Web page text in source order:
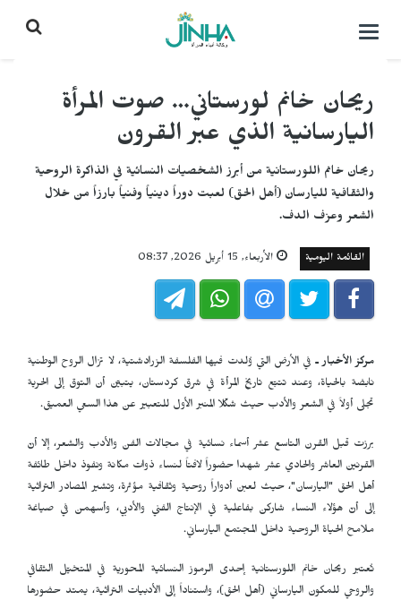
التحكم
ريحان خانم لورستاني… صوت المرأة
اليارسانية الذي عبر القرون
ريحان خانم اللورستانية من أبرز الشخصيات النسائية في الذاكرة الروحية
والثقافية لليارسان (أهل الحق) لعبت دوراً دينياً وفنياً بارزاً من خلال
الشعر وعزف الدف.
القائمة اليومية الأربعاء, 15 أبريل 2026, 08:37
مركز الأخبار ـفي الأرض التي وُلدت فيها الفلسفة الزرادشتية، لا تزال الروح الوطنية
نابضة بالحياة، وعند تتبّع تاريخ المرأة في شرق كردستان، يتبيّن أن التوق إلى الحرية
تجلى أولاً في الشعر والأدب حيث شكّلا المنبر الأول للتعبير عن هذا السعي العميق.
برزت قبل القرن التاسع عشر أسماء نسائية في مجالات الفن والأدب والشعر، إلا أنّ
القرنين العاشر والحادي عشر شهدا حضوراً لافتاً لنساء ذوات مكانة ونفوذ داخل طائفة
أهل الحق "اليارسان"، حيث لعبن أدواراً روحية وثقافية مؤثرة، وتشير المصادر التراثية
إلى أنّ هؤلاء النساء شاركن بفاعلية في الإنتاج الفني والأدبي، وأسهمن في صياغة
ملامح الحياة الروحية داخل المجتمع اليارساني.
تُعتبر ريحان خانم اللورستانية إحدى الرموز النسائية المحورية في المتخيّل الثقافي
والروحي للمكون اليارساني (أهل الحق)، واستناداً إلى الأدبيات التراثية، يمتد حضورها